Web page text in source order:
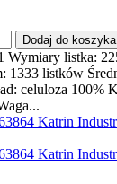
Dodaj do koszyka
Wymiary listka:
1333 listków
celuloza 100%